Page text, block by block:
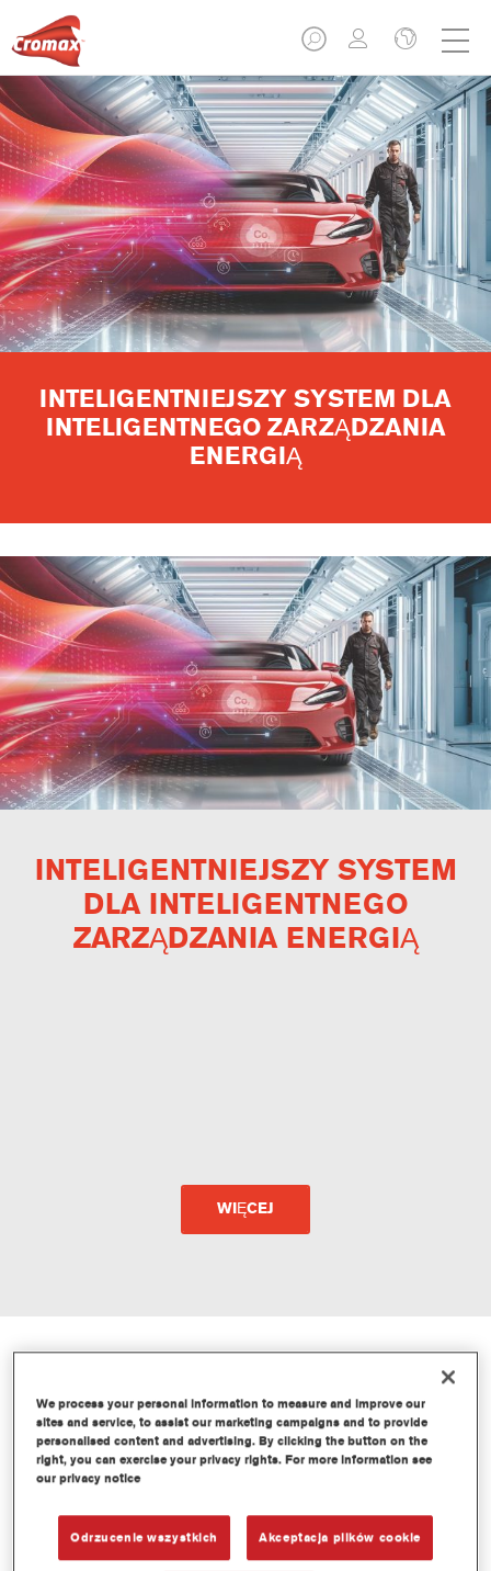
INTELIGENTNIEJSZY SYSTEM DLA
INTELIGENTNEGO ZARZĄDZANIA
ENERGIĄ
INTELIGENTNIEJSZY SYSTEM
DLA INTELIGENTNEGO
ZARZĄDZANIA ENERGIĄ
WIĘCEJ
CHROMAWEB
KARTY CHARAKTERYSTYKI
We process your personal information to measure and improve our
sites and service, to assist our marketing campaigns and to provide
personalised content and advertising. By clicking the button on the
right, you can exercise your privacy rights. For more information see
our privacy notice
Odrzucenie wszystkich Akceptacja plików cookie